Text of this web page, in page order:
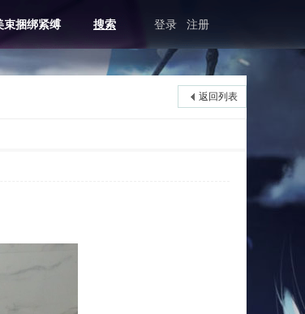
束捆绑紧缚 搜索 登录 注册
返回列表